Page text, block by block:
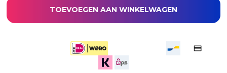
TOEVOEGEN AAN WINKELWAGEN